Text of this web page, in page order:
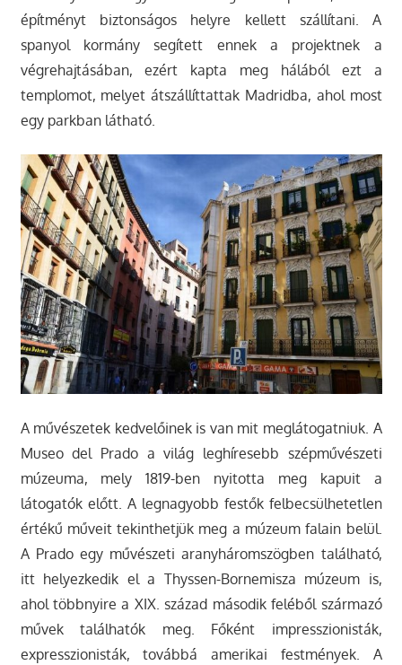
építményt biztonságos helyre kellett szállítani. A
spanyol kormány segített ennek a projektnek a
végrehajtásában, ezért kapta meg hálából ezt a
templomot, melyet átszállíttattak Madridba, ahol most
egy parkban látható.
A művészetek kedvelőinek is van mit meglátogatniuk. A
Museo del Prado a világ leghíresebb szépművészeti
múzeuma, mely 1819-ben nyitotta meg kapuit a
látogatók előtt. A legnagyobb festők felbecsülhetetlen
értékű műveit tekinthetjük meg a múzeum falain belül.
A Prado egy művészeti aranyháromszögben található,
itt helyezkedik el a Thyssen-Bornemisza múzeum is,
ahol többnyire a XIX. század második feléből származó
művek találhatók meg. Főként impresszionisták,
expresszionisták, továbbá amerikai festmények. A